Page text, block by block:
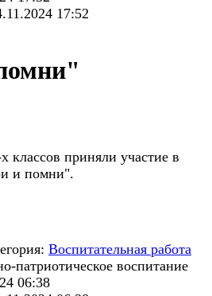
17:52
классов приняли участие в
и помни".
Воспитательная работа
патриотическое воспитание
06:38